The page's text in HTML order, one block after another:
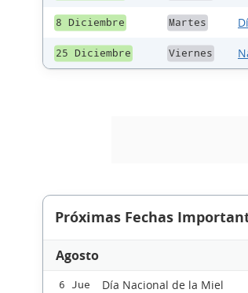
8 Diciembre Martes
25 Diciembre Viernes
Próximas Fechas
Agosto
6 Jue Día Nacional de la Miel